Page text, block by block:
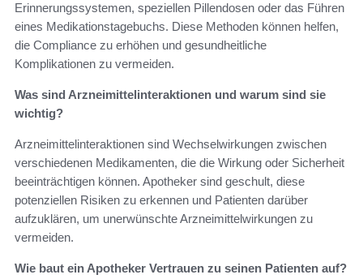
Erinnerungssystemen, speziellen Pillendosen oder das Führen
eines Medikationstagebuchs. Diese Methoden können helfen,
die Compliance zu erhöhen und gesundheitliche
Komplikationen zu vermeiden.
Was sind Arzneimittelinteraktionen und warum sind sie
wichtig?
Arzneimittelinteraktionen sind Wechselwirkungen zwischen
verschiedenen Medikamenten, die die Wirkung oder Sicherheit
beeinträchtigen können. Apotheker sind geschult, diese
potenziellen Risiken zu erkennen und Patienten darüber
aufzuklären, um unerwünschte Arzneimittelwirkungen zu
vermeiden.
Wie baut ein Apotheker Vertrauen zu seinen Patienten auf?